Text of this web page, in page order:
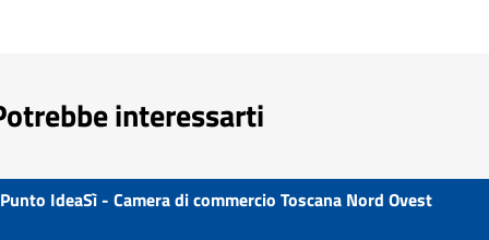
interessarti
Punto IdeaSì - Camera di commercio Toscana Nord Ovest